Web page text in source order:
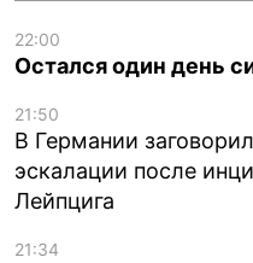
22:00
Остался один день
21:50
В Германии
эскалации после
Лейпцига
21:34